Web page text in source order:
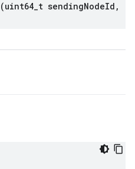
(uint64 t sendingNodeId ,